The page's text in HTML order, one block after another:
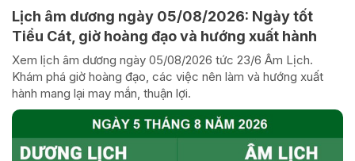
Lịch âm dương ngày 05/08/2026: Ngày tốt
Tiểu Cát, giờ hoàng đạo và hướng xuất hành
Xem lịch âm dương ngày 05/08/2026 tức 23/6 Âm Lịch.
Khám phá giờ hoàng đạo, các việc nên làm và hướng xuất
hành mang lại may mắn, thuận lợi.